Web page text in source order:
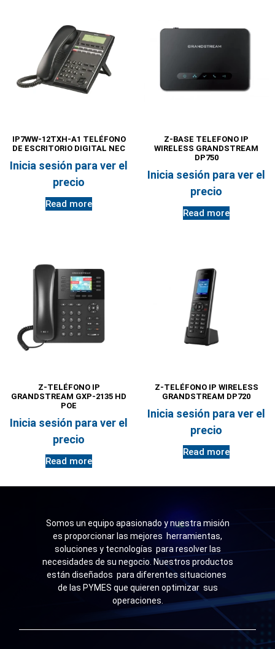
IP7WW-12TXH-A1 TELÉFONO
DE ESCRITORIO DIGITAL NEC
Inicia sesión para ver el
precio
Read more
Z-BASE TELEFONO IP
WIRELESS GRANDSTREAM
DP750
Inicia sesión para ver el
precio
Read more
Z-TELÉFONO IP
GRANDSTREAM GXP-2135 HD
POE
Inicia sesión para ver el
precio
Read more
Z-TELÉFONO IP WIRELESS
GRANDSTREAM DP720
Inicia sesión para ver el
precio
Read more
Somos un equipo apasionado y nuestra misión
es proporcionar las mejores herramientas,
soluciones y tecnologías para resolver las
necesidades de su negocio. Nuestros productos
están diseñados para diferentes situaciones
de las PYMES que quieren optimizar sus
operaciones.